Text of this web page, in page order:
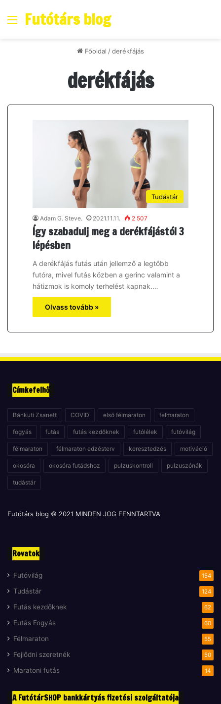
Menő
Futótárs blog
Főoldal /derékfájás
derékfájás
Tudástár
Adam G. Steve. 2021.11.11. 2 507
Így szabadulj meg a derékfájástól 3
lépésben
A derékfájás futás után jellemző a legtöbb
futóra, mivel futás közben a gerinc valamint a
hátizmok is komoly terhelést kapnak.…
Olvass tovább »
Címkefelhő
Bánkuti Zsanett COVID első félmaraton felmaraton
fogyás futás futás kezdőknek futólélek futóvilág
félmaraton félmaraton edzésterv keresztedzés motiváció
okosóra okosóra futádshoz pulzuskontroll pulzuszónák
tudástár
Futótárs blog © 2021 MINDEN JOG FENNTARTVA
Rovatok
Futóvilág 154
Tudástár 124
Futás kezdőknek 62
Futás Fogyás 60
Félmaraton 55
Fejlődni szeretnék 50
Maratoni futás 14
A FutótárSHOP bankkártyás fizetési szolgáltatója